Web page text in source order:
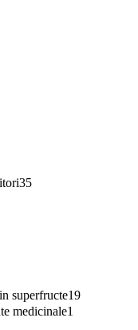
35
superfructe19
medicinale1